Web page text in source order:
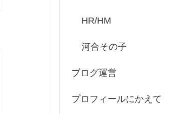
HR/HM
河合その子
ブログ運営
プロフィールにかえて